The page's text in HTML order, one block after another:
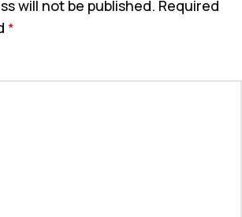
will not be published. Required
*